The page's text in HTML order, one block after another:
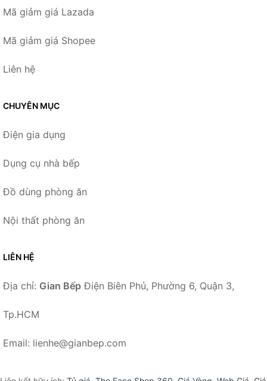
Mã giảm giá Lazada
Mã giảm giá Shopee
Liên hệ
CHUYÊN MỤC
Điện gia dụng
Dụng cụ nhà bếp
Đồ dùng phòng ăn
Nội thất phòng ăn
LIÊN HỆ
Địa chỉ: Gian Bếp Điện Biên Phủ, Phường 6, Quận 3,
Tp.HCM
Email: lienhe@gianbep.com